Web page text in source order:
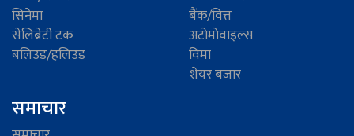
सिनेमा
सेलिब्रेटी टक
बलिउड/हलिउड
बैंक/वित्त
अटाेमाेवाइल्स
विमा
शेयर बजार
समाचार